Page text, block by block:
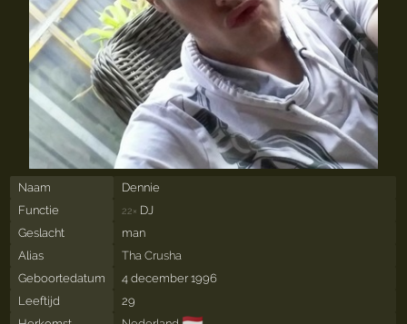
Naam
Dennie
Functie
22× DJ
Geslacht
man
Alias
Tha Crusha
Geboortedatum
4 december 1996
Leeftijd
29